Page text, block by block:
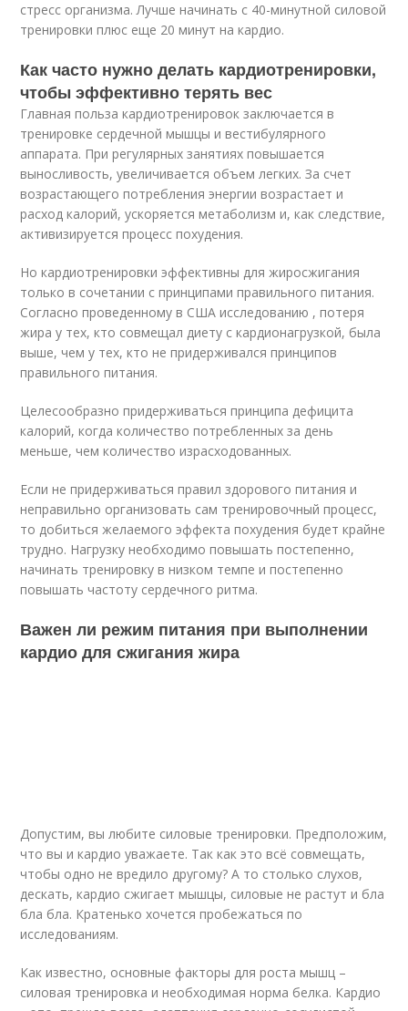
стресс организма. Лучше начинать с 40-минутной силовой
тренировки плюс еще 20 минут на кардио.
Как часто нужно делать кардиотренировки,
чтобы эффективно терять вес
Главная польза кардиотренировок заключается в
тренировке сердечной мышцы и вестибулярного
аппарата. При регулярных занятиях повышается
выносливость, увеличивается объем легких. За счет
возрастающего потребления энергии возрастает и
расход калорий, ускоряется метаболизм и, как следствие,
активизируется процесс похудения.
Но кардиотренировки эффективны для жиросжигания
только в сочетании с принципами правильного питания.
Согласно проведенному в США исследованию , потеря
жира у тех, кто совмещал диету с кардионагрузкой, была
выше, чем у тех, кто не придерживался принципов
правильного питания.
Целесообразно придерживаться принципа дефицита
калорий, когда количество потребленных за день
меньше, чем количество израсходованных.
Если не придерживаться правил здорового питания и
неправильно организовать сам тренировочный процесс,
то добиться желаемого эффекта похудения будет крайне
трудно. Нагрузку необходимо повышать постепенно,
начинать тренировку в низком темпе и постепенно
повышать частоту сердечного ритма.
Важен ли режим питания при выполнении
кардио для сжигания жира
Допустим, вы любите силовые тренировки. Предположим,
что вы и кардио уважаете. Так как это всё совмещать,
чтобы одно не вредило другому? А то столько слухов,
дескать, кардио сжигает мышцы, силовые не растут и бла
бла бла. Кратенько хочется пробежаться по
исследованиям.
Как известно, основные факторы для роста мышц –
силовая тренировка и необходимая норма белка. Кардио